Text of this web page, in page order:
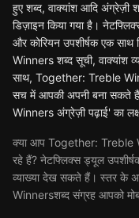
हुए शब्द, वाक्यांश आदि अंग्रेज़ी
डिज़ाइन किया गया है।
और कोरियन उपशीर्षक एक
Winners शब्द सूची, वाक्यांश
साथ, Together: Treble
सच में आपकी अपनी बना सकते
Winners अंग्रेज़ी पढ़ाई' का
क्या आप Together: Treble
रहे हैं? नेटफ्लिक्स ड्यूल
व्याख्या देख सकते हैं। स्तर के
Winnersशब्द संग्रह आपको